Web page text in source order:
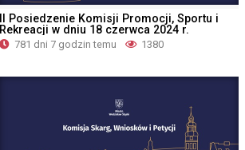
II Posiedzenie Komisji Promocji, Sportu i
Rekreacji w dniu 18 czerwca 2024 r.
781 dni 7 godzin temu 1380